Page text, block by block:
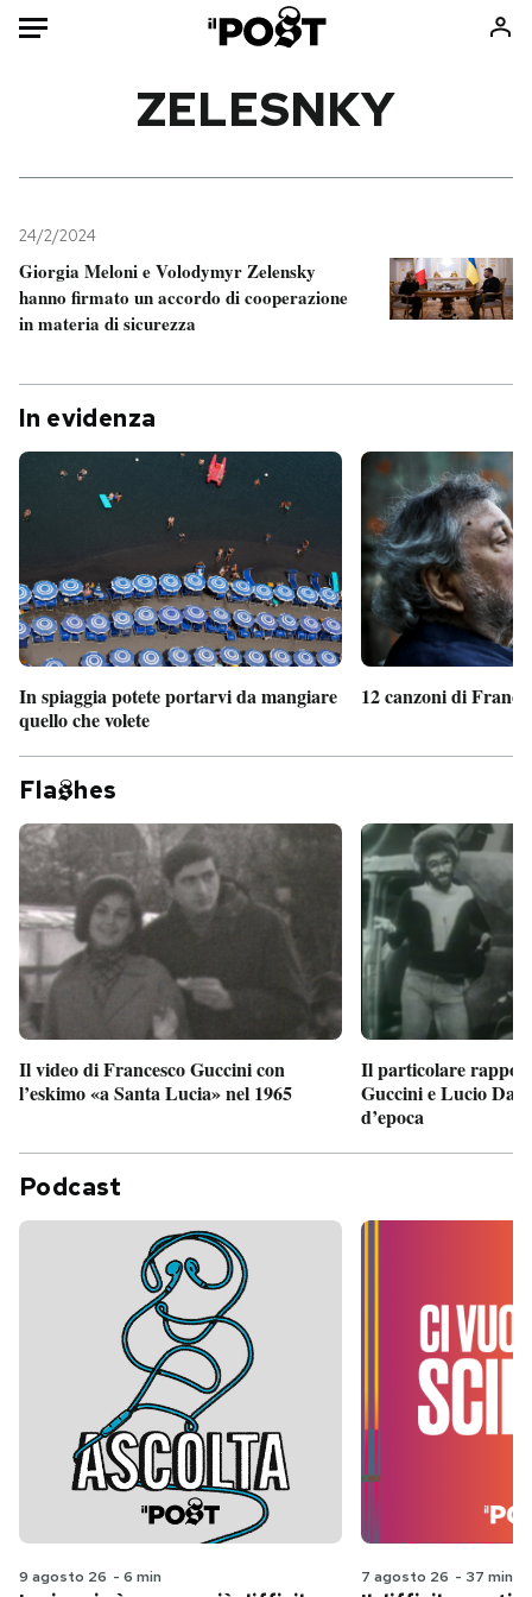
Mondo
Politica
Tecnologia
Internet
Cultura
Sport
Consumismi
Storie/Idee
Mondiali calcio 2026
PODCAST
NEWSLETTER
CALENDARIO
AREA PERSONALE
ZELESNKY
24/2/2024
Giorgia Meloni e Volodymyr Zelensky
hanno firmato un accordo di cooperazione
in materia di sicurezza
In evidenza
In spiaggia potete portarvi da mangiare
quello che volete
12 canzoni di
Fla hes
Il video di Francesco Guccini con
l’eskimo «a Santa Lucia» nel 1965
Il particolare
Guccini e Lucio
d’epoca
Podcast
9 agosto 26 - 6 min 7 agosto 26 - 37 min